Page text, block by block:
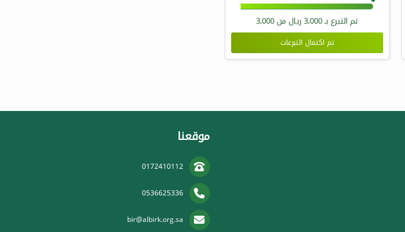
تم التبرع بـ3,000ريال من3,000
تم اكتمال التبرعات
موقعنا
0172410112
0536625336
bir@albirk.org.sa